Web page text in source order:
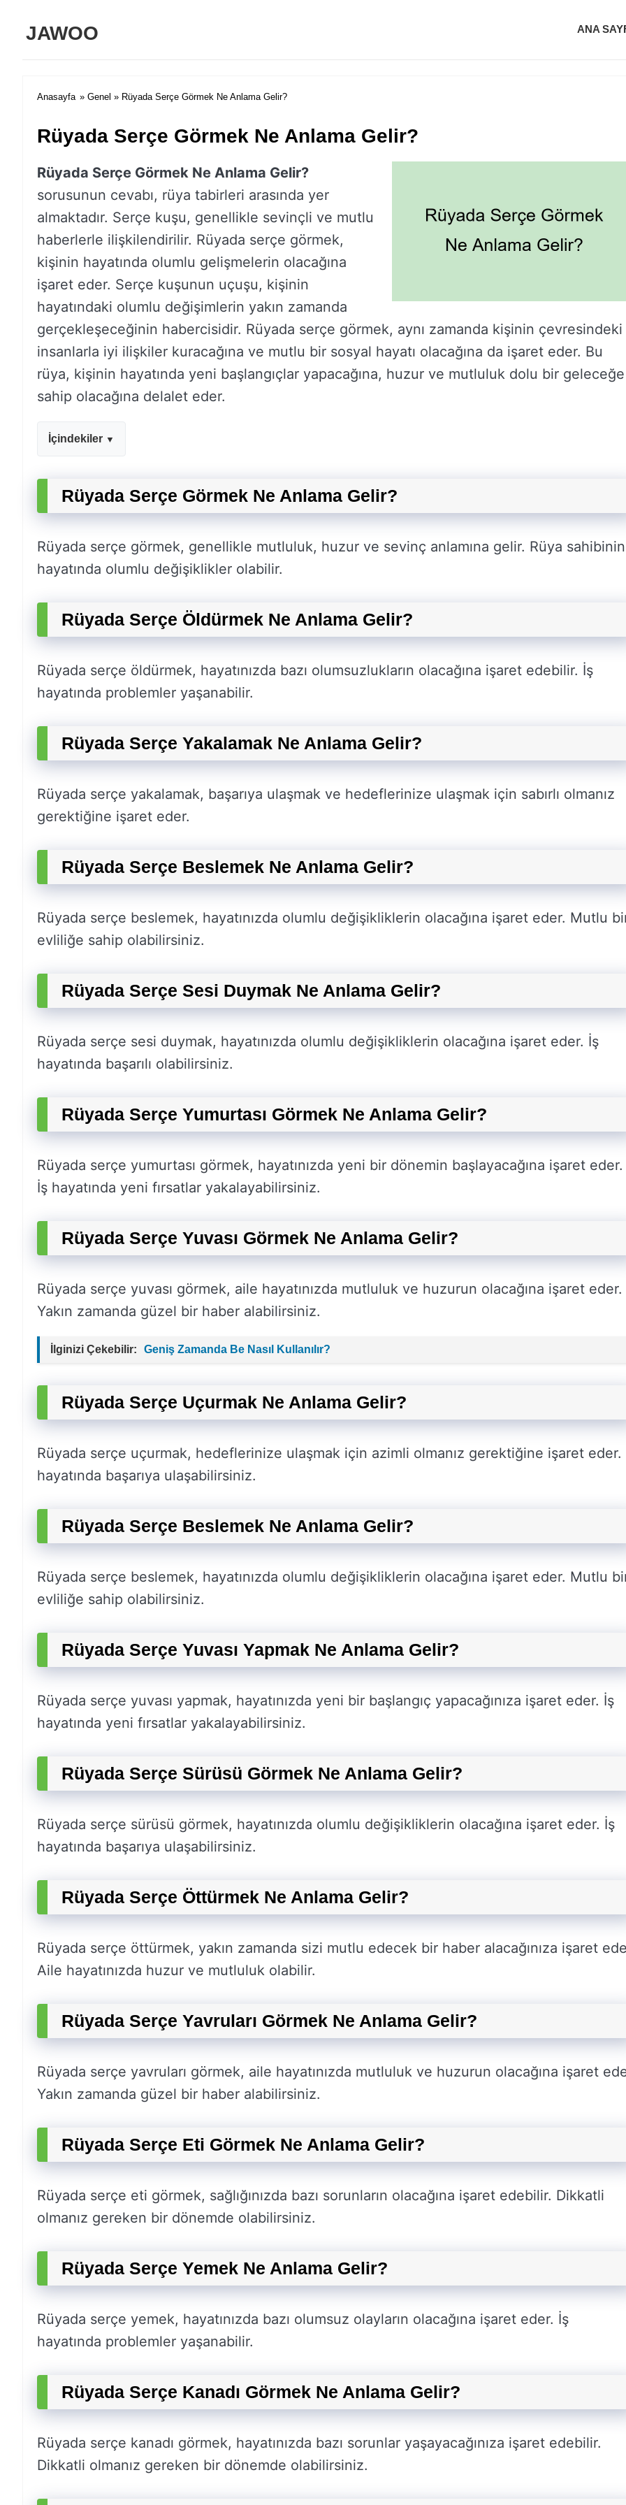
JAWOO ANA
Anasayfa » Genel » Rüyada Serçe Görmek Ne Anlama Gelir?
Rüyada Serçe Görmek Ne Anlama Gelir?
Rüyada Serçe Görmek Ne Anlama Gelir?
sorusunun cevabı, rüya tabirleri arasında yer
almaktadır. Serçe kuşu, genellikle sevinçli ve mutlu
haberlerle ilişkilendirilir. Rüyada serçe görmek,
kişinin hayatında olumlu gelişmelerin olacağına
işaret eder. Serçe kuşunun uçuşu, kişinin
hayatındaki olumlu değişimlerin yakın zamanda
gerçekleşeceğinin habercisidir. Rüyada serçe görmek, aynı zamanda kişinin çevresindeki
insanlarla iyi ilişkiler kuracağına ve mutlu bir sosyal hayatı olacağına da işaret eder. Bu
rüya, kişinin hayatında yeni başlangıçlar yapacağına, huzur ve mutluluk dolu bir geleceğe
sahip olacağına delalet eder.
İçindekiler
Rüyada Serçe Görmek Ne Anlama Gelir?
Rüyada serçe görmek, genellikle mutluluk, huzur ve sevinç anlamına gelir. Rüya sahibinin
hayatında olumlu değişiklikler olabilir.
Rüyada Serçe Öldürmek Ne Anlama Gelir?
Rüyada serçe öldürmek, hayatınızda bazı olumsuzlukların olacağına işaret edebilir. İş
hayatında problemler yaşanabilir.
Rüyada Serçe Yakalamak Ne Anlama Gelir?
Rüyada serçe yakalamak, başarıya ulaşmak ve hedeflerinize ulaşmak için sabırlı olmanız
gerektiğine işaret eder.
Rüyada Serçe Beslemek Ne Anlama Gelir?
Rüyada serçe beslemek, hayatınızda olumlu değişikliklerin olacağına işaret eder. Mutlu
evliliğe sahip olabilirsiniz.
Rüyada Serçe Sesi Duymak Ne Anlama Gelir?
Rüyada serçe sesi duymak, hayatınızda olumlu değişikliklerin olacağına işaret eder. İş
hayatında başarılı olabilirsiniz.
Rüyada Serçe Yumurtası Görmek Ne Anlama Gelir?
Rüyada serçe yumurtası görmek, hayatınızda yeni bir dönemin başlayacağına işaret eder.
İş hayatında yeni fırsatlar yakalayabilirsiniz.
Rüyada Serçe Yuvası Görmek Ne Anlama Gelir?
Rüyada serçe yuvası görmek, aile hayatınızda mutluluk ve huzurun olacağına işaret eder.
Yakın zamanda güzel bir haber alabilirsiniz.
İlginizi Çekebilir: Geniş Zamanda Be Nasıl Kullanılır?
Rüyada Serçe Uçurmak Ne Anlama Gelir?
Rüyada serçe uçurmak, hedeflerinize ulaşmak için azimli olmanız gerektiğine işaret eder.
hayatında başarıya ulaşabilirsiniz.
Rüyada Serçe Beslemek Ne Anlama Gelir?
Rüyada serçe beslemek, hayatınızda olumlu değişikliklerin olacağına işaret eder. Mutlu
evliliğe sahip olabilirsiniz.
Rüyada Serçe Yuvası Yapmak Ne Anlama Gelir?
Rüyada serçe yuvası yapmak, hayatınızda yeni bir başlangıç yapacağınıza işaret eder. İş
hayatında yeni fırsatlar yakalayabilirsiniz.
Rüyada Serçe Sürüsü Görmek Ne Anlama Gelir?
Rüyada serçe sürüsü görmek, hayatınızda olumlu değişikliklerin olacağına işaret eder. İş
hayatında başarıya ulaşabilirsiniz.
Rüyada Serçe Öttürmek Ne Anlama Gelir?
Rüyada serçe öttürmek, yakın zamanda sizi mutlu edecek bir haber alacağınıza işaret
Aile hayatınızda huzur ve mutluluk olabilir.
Rüyada Serçe Yavruları Görmek Ne Anlama Gelir?
Rüyada serçe yavruları görmek, aile hayatınızda mutluluk ve huzurun olacağına işaret
Yakın zamanda güzel bir haber alabilirsiniz.
Rüyada Serçe Eti Görmek Ne Anlama Gelir?
Rüyada serçe eti görmek, sağlığınızda bazı sorunların olacağına işaret edebilir. Dikkatli
olmanız gereken bir dönemde olabilirsiniz.
Rüyada Serçe Yemek Ne Anlama Gelir?
Rüyada serçe yemek, hayatınızda bazı olumsuz olayların olacağına işaret eder. İş
hayatında problemler yaşanabilir.
Rüyada Serçe Kanadı Görmek Ne Anlama Gelir?
Rüyada serçe kanadı görmek, hayatınızda bazı sorunlar yaşayacağınıza işaret edebilir.
Dikkatli olmanız gereken bir dönemde olabilirsiniz.